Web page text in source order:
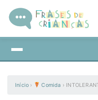
Início › Comida ›